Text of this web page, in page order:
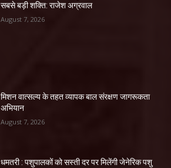
सबसे बड़ी शक्ति: राजेश अग्रवाल
August 7, 2026
मिशन वात्सल्य के तहत व्यापक बाल संरक्षण जागरूकता
अभियान
August 7, 2026
धमतरी : पशुपालकों को सस्ती दर पर मिलेंगी जेनेरिक पशु